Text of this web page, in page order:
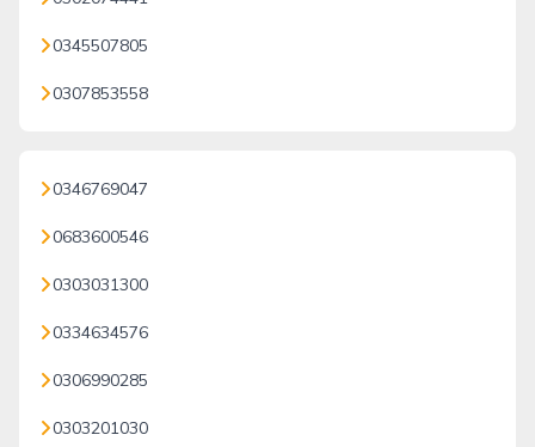
0345507805
0307853558
0346769047
0683600546
0303031300
0334634576
0306990285
0303201030